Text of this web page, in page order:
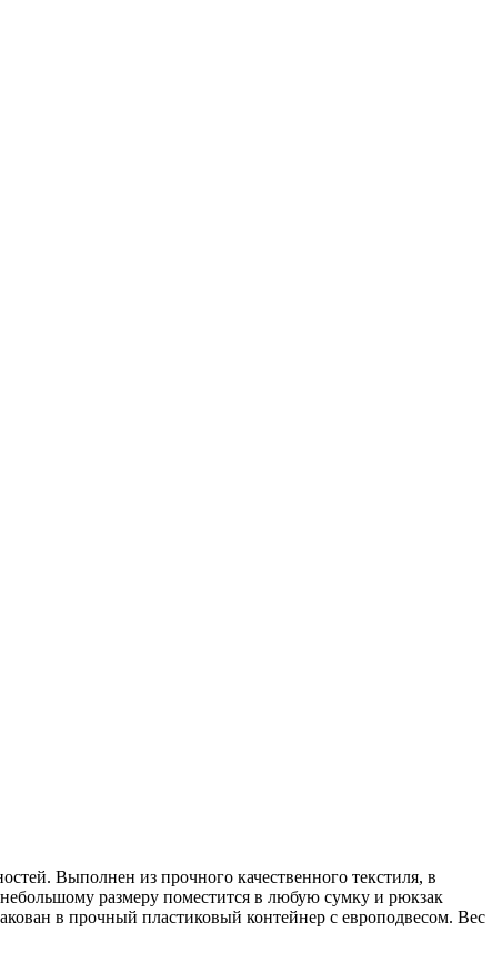
Выполнен из прочного качественного текстиля, в
размеру поместится в любую сумку и рюкзак
в прочный пластиковый контейнер с европодвесом. Вес